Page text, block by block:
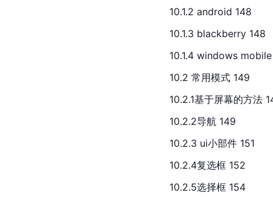
10.1.2 android 148
10.1.3 blackberry 148
10.1.4 windows
10.2 常用模式 149
10.2.1基于屏幕的方法
10.2.2导航 149
10.2.3 ui小部件 151
10.2.4复选框 152
10.2.5选择框 154